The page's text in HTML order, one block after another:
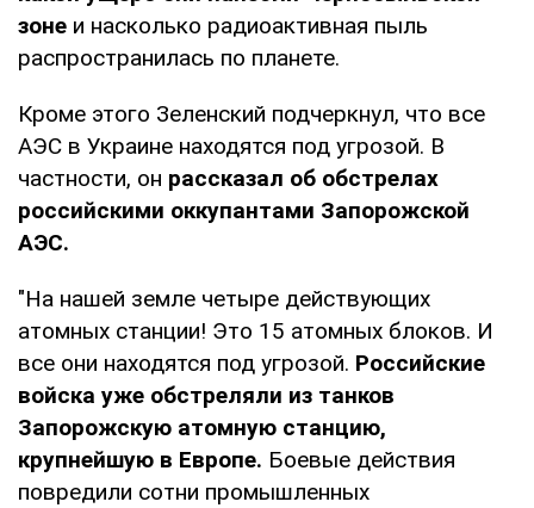
зоне и насколько радиоактивная пыль
распространилась по планете.
Кроме этого Зеленский подчеркнул, что все
АЭС в Украине находятся под угрозой. В
частности, он рассказал об обстрелах
российскими оккупантами Запорожской
АЭС.
"На нашей земле четыре действующих
атомных станции! Это 15 атомных блоков. И
все они находятся под угрозой. Российские
войска уже обстреляли из танков
Запорожскую атомную станцию,
крупнейшую в Европе. Боевые действия
повредили сотни промышленных